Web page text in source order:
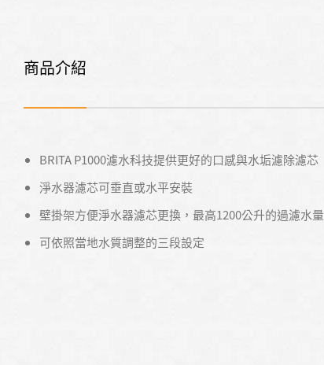
商品介紹
BRITA P1000濾水科技提供更好的口感與水垢濾除濾芯
淨水器濾芯可垂直或水平安裝
壁掛架方便淨水器濾芯更換，最高1200公升的過濾水量
可依照當地水質調整的三段設定